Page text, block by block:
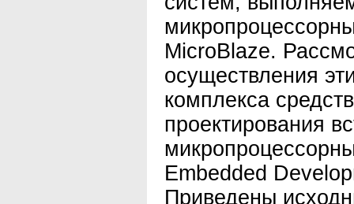
MicroBlaze.
осуществления
комплекса
проектирования
Embedded
Приведены